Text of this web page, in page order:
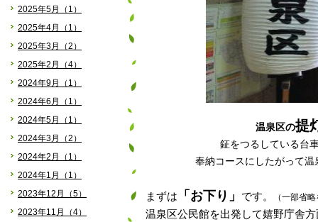
2025年5月（1）
2025年4月（1）
2025年3月（2）
2025年2月（4）
2024年9月（1）
2024年6月（1）
2024年5月（1）
2024年3月（2）
2024年2月（1）
2024年1月（1）
2023年12月（5）
2023年11月（4）
温泉区の提
鉦をつるしている台
奉納コースにしたがって
まずは 「お下り」 です。 （一部省略
温泉区公民館を出発して嬉野庁舎